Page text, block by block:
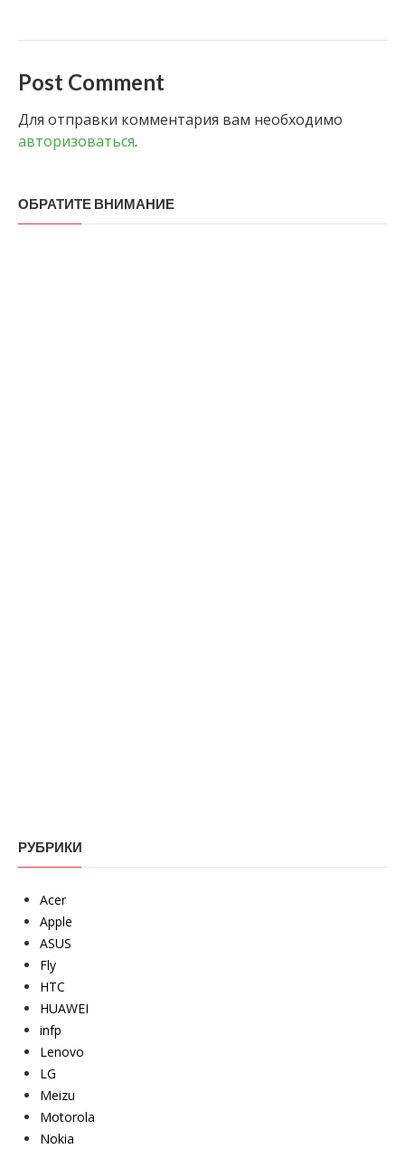
Post Comment
Для отправки комментария вам необходимо
авторизоваться.
ОБРАТИТЕ ВНИМАНИЕ
РУБРИКИ
Acer
Apple
ASUS
Fly
HTC
HUAWEI
infp
Lenovo
LG
Meizu
Motorola
Nokia